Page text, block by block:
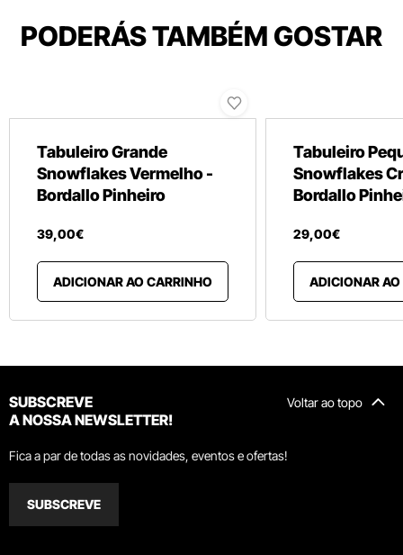
PODERÁS TAMBÉM GOSTAR
Tabuleiro Grande
Snowflakes Vermelho -
Bordallo Pinheiro
39,00€
ADICIONAR AO CARRINHO
Tabuleiro
Snowflakes
Bordallo
29,00€
ADICIONAR
Voltar ao topo
SUBSCREVE
A NOSSA NEWSLETTER!
Fica a par de todas as novidades, eventos e ofertas!
SUBSCREVE